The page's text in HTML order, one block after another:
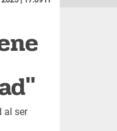
al ser